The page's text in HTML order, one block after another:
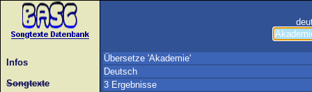
Infos
Songtexte
Übersetze 'Akademie'
Deutsch
3 Ergebnisse